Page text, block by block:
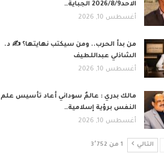
الاحد2026/8/9 الجباية…
أغسطس 10, 2026
من بدأ الحرب.. ومن سيكتب نهايتها؟ ✍️ د.
الشاذلي عبداللطيف
أغسطس 10, 2026
مالك بدري : عالمٌ سوداني أعاد تأسيس علم
النفس برؤية إسلامية…
أغسطس 10, 2026
التالي 1 من 3٬752